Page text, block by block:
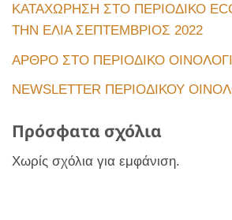
ΚΑΤΑΧΩΡΗΣΗ ΣΤΟ ΠΕΡΙΟΔΙΚΟ
ΤΗΝ ΕΛΙΑ ΣΕΠΤΕΜΒΡΙΟΣ 2022
ΑΡΘΡΟ ΣΤΟ ΠΕΡΙΟΔΙΚΟ
NEWSLETTER ΠΕΡΙΟΔΙΚΟΥ
Πρόσφατα σχόλια
Χωρίς σχόλια για εμφάνιση.